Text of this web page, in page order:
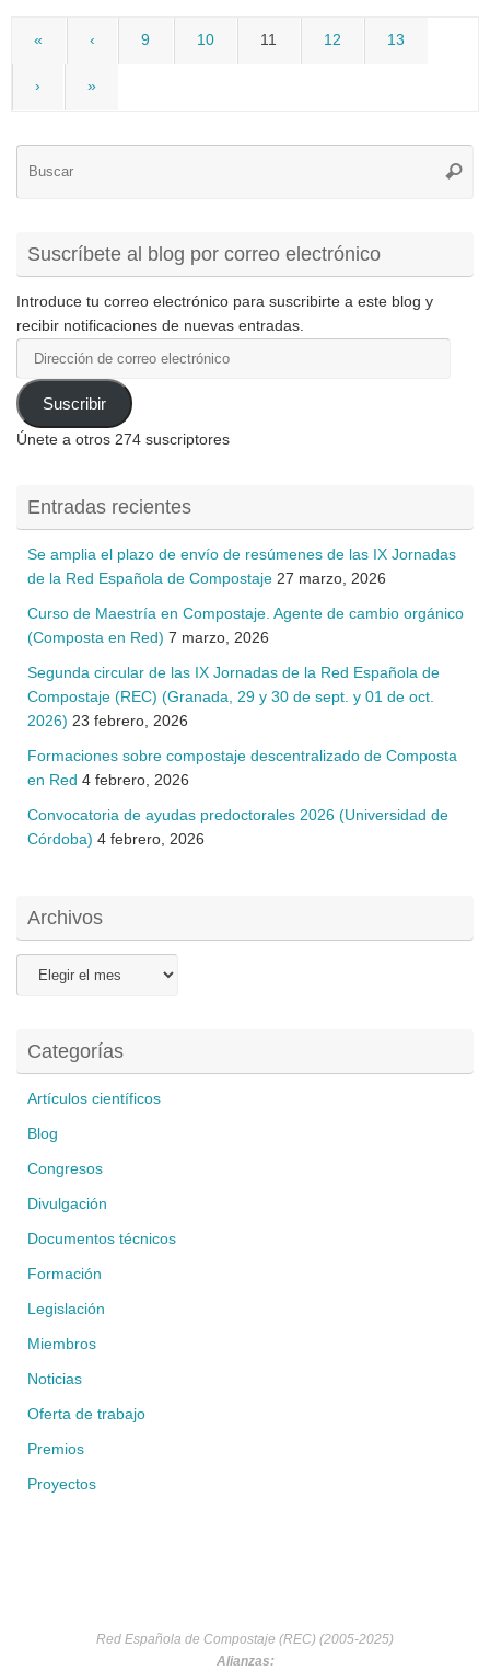
« ‹ 9 10 11 12 13
› »
Suscríbete al blog por correo electrónico
Introduce tu correo electrónico para suscribirte a este blog y
recibir notificaciones de nuevas entradas.
correo
electrónico
Suscribir
Únete a otros 274 suscriptores
Entradas recientes
Se amplia el plazo de envío de resúmenes de las IX Jornadas
de la Red Española de Compostaje 27 marzo, 2026
Curso de Maestría en Compostaje. Agente de cambio orgánico
(Composta en Red) 7 marzo, 2026
Segunda circular de las IX Jornadas de la Red Española de
Compostaje (REC) (Granada, 29 y 30 de sept. y 01 de oct.
2026) 23 febrero, 2026
Formaciones sobre compostaje descentralizado de Composta
en Red 4 febrero, 2026
Convocatoria de ayudas predoctorales 2026 (Universidad de
Córdoba) 4 febrero, 2026
Archivos
Categorías
Artículos científicos
Blog
Congresos
Divulgación
Documentos técnicos
Formación
Legislación
Miembros
Noticias
Oferta de trabajo
Premios
Proyectos
Red Española de Compostaje (REC) (2005-2025)
Alianzas: